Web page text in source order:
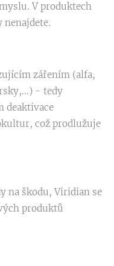
V produktech
nenajdete.
zářením (alfa,
- tedy
deaktivace
což prodlužuje
na škodu, Viridian se
produktů